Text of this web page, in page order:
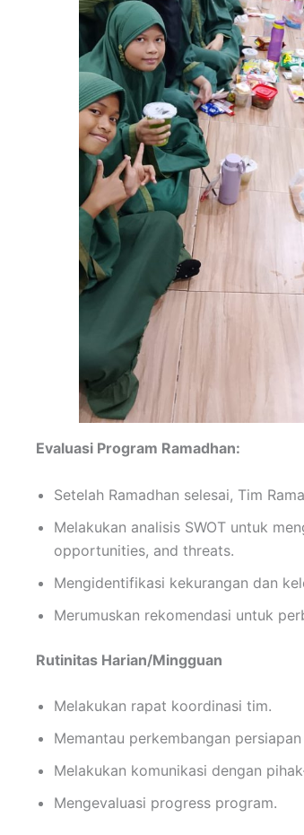
Evaluasi Program Ramadhan:
Setelah Ramadhan selesai, Tim
Melakukan analisis SWOT untuk
opportunities, and threats.
Mengidentifikasi kekurangan dan
Merumuskan rekomendasi untuk
Rutinitas Harian/Mingguan
Melakukan rapat koordinasi tim.
Memantau perkembangan
Melakukan komunikasi dengan
Mengevaluasi progress program.